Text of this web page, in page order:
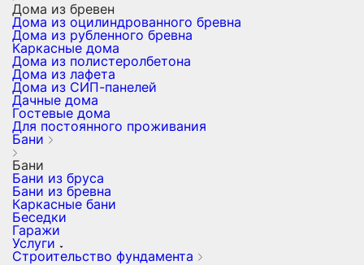
Дома из бревен
Дома из оцилиндрованного бревна
Дома из рубленного бревна
Каркасные дома
Дома из полистеролбетона
Дома из лафета
Дома из СИП-панелей
Дачные дома
Гостевые дома
Для постоянного проживания
Бани
Бани
Бани из бруса
Бани из бревна
Каркасные бани
Беседки
Гаражи
Услуги
Строительство фундамента